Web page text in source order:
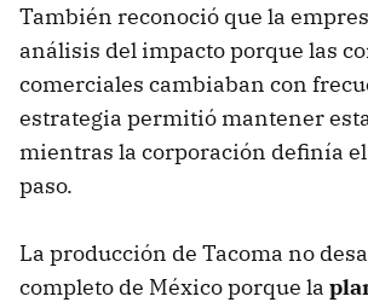
También reconoció que la
análisis del impacto porque las
comerciales cambiaban con
estrategia permitió mantener
mientras la corporación definía
paso.
La producción de Tacoma no
completo de México porque la